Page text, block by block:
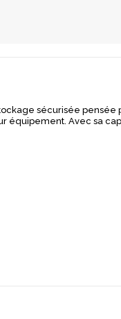
sécurisée pensée
équipement. Avec sa
tout en conservant
certification EN 14450 S1